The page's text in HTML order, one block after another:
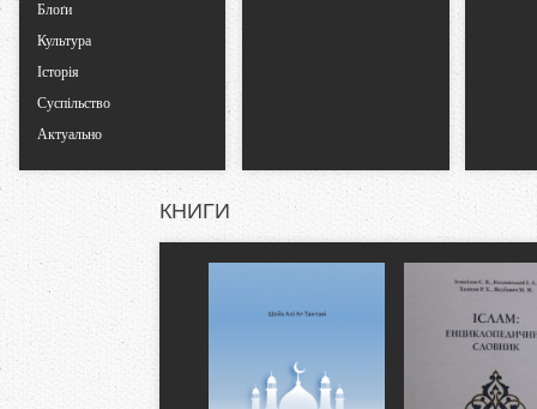
Блоґи
Культура
Історія
Суспільство
Актуально
КНИГИ